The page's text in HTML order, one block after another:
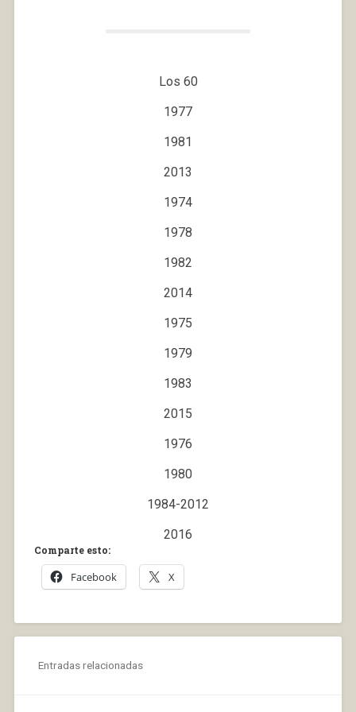
Los 60
1977
1981
2013
1974
1978
1982
2014
1975
1979
1983
2015
1976
1980
1984-2012
2016
Comparte esto:
Facebook X
Entradas relacionadas